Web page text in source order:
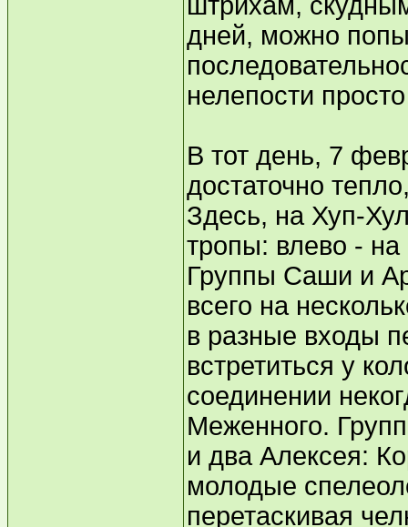
дней, можно
нелепости
В тот день, 7
достаточно
Здесь, на Хуп-
тропы: влево -
Группы Саши и
всего на
в разные входы
встретиться у
соединении
Меженного.
и два Алексея:
молодые
перетаскивая